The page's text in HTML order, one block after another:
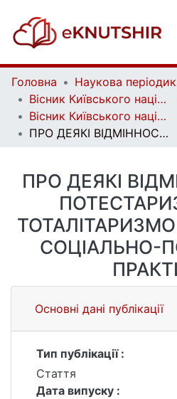
Головна
Вісник Київського національного університету імені Тараса Шевченка. Міжнародні відносини | Bulletin of the Taras Shevchenko National University of Kyiv. International Relations
Вісник Київського національного університету імені Тараса Шевченка. Міжнародні відносини. Вип. 2 (57)
ПРО ДЕЯКІ ВІДМІННОСТІ МІЖ ПОТЕСТАРИЗМОМ ТА ТОТАЛІТАРИЗМОМ В ТЕОРІЇ ТА СОЦІАЛЬНО-ПОЛІТИЧНІЙ ПРАКТИЦІ
ПРО ДЕЯКІ
СОЦІАЛЬНО-
Основні дані публікації
Тип публікації :
Стаття
Дата випуску :